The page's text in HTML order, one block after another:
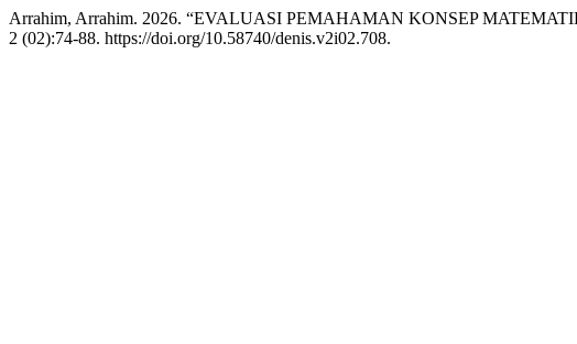
Arrahim, Arrahim. 2026. “EVALUASI PEMAHAMAN KONSEP
2 (02):74-88. https://doi.org/10.58740/denis.v2i02.708.